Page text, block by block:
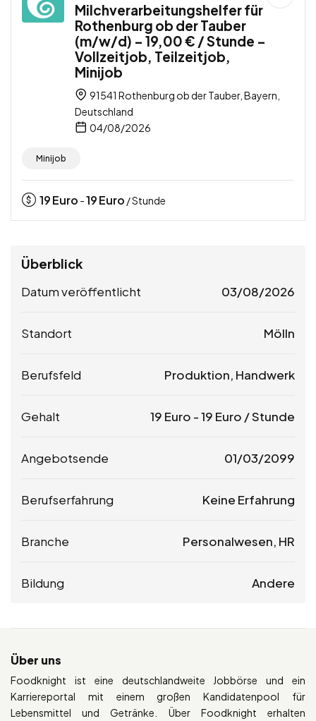
Milchverarbeitungshelfer für
Rothenburg ob der Tauber
(m/w/d) – 19,00 € / Stunde –
Vollzeitjob, Teilzeitjob,
Minijob
91541 Rothenburg ob der Tauber, Bayern,
Deutschland
04/08/2026
Minijob
19Euro -19Euro / Stunde
Überblick
Datum veröffentlicht 03/08/2026
Standort Mölln
Berufsfeld Produktion, Handwerk
Gehalt 19 Euro -19 Euro / Stunde
Angebotsende 01/03/2099
Berufserfahrung Keine Erfahrung
Branche Personalwesen, HR
Bildung Andere
Über uns
Foodknight ist eine deutschlandweite Jobbörse und ein
Karriereportal mit einem großen Kandidatenpool für
Lebensmittel und Getränke. Über Foodknight erhalten